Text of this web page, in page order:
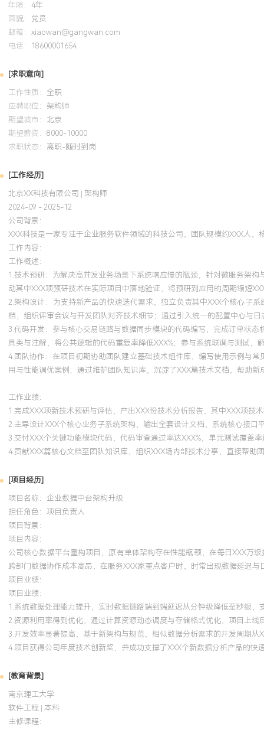
培训经历
2024-09 -2025-12
系统学习并考取该认证，将云上设计原则应用于毕业设计项目，通
案与自动扩缩容策略，使Web应用在模拟负载测试下的可用性提升至
上应用部署检查清单》指导项目部署，成功应对了期末演示的突发流
年限： 4年
面貌： 党员
邮箱： xiaowan@gangwan.com
电话：
18600001654
[求职意向]
工作性质： 全职
应聘职位： 架构师
期望城市： 北京
期望薪资： 8000-10000
求职状态： 离职-随时到岗
[工作经历]
北京XX科技有限公司 | 架构师
2024-09 - 2025-12
公司背景：
XXX科技是一家专注于企业服务软件领域的科技公司，团队规模约XXX人
工作内容：
工作概述：
1.技术预研：为解决高并发业务场景下系统响应慢的瓶颈，针对微服务架
动其中XXX项预研技术在实际项目中落地验证，将预研到应用的周期缩短
2.架构设计：为支持新产品的快速迭代需求，独立负责其中XXX个核心子
档，组织评审会议与开发团队对齐技术细节；通过引入统一的配置中心与
3.代码开发：参与核心交易链路与数据同步模块的代码编写，完成订单状
具类与注解，将公共逻辑的代码重复率降低XXX%；参与系统联调与测试
4.团队协作：在项目初期协助团队建立基础技术组件库，编写使用示例与
用与性能调优案例；通过维护团队知识库，沉淀了XXX篇技术文档，帮助新
工作业绩：
1.完成XXX项新技术预研与评估，产出XXX份技术分析报告，其中XXX项技
2.主导设计XXX个核心业务子系统架构，输出全套设计文档，系统核心接口
3.交付XXX个关键功能模块代码，代码审查通过率达XXX%，单元测试覆盖率
4.贡献XXX篇核心文档至团队知识库，组织XXX场内部技术分享，直接帮助
[项目经历]
项目名称：企业数据中台架构升级
担任角色： 项目负责人
项目背景：
项目内容：
公司核心数据平台重构项目，原有单体架构存在性能瓶颈，在每日XXX万
跨部门数据协作成本高昂，在服务XXX家重点客户时，时常出现数据延迟与
项目业绩：
项目业绩：
1.系统数据处理能力提升，实时数据链路端到端延迟从分钟级降低至秒级，
2.资源利用率得到优化，通过计算资源动态调度与存储格式优化，项目上线
3.开发效率显著提高，基于新架构与规范，相似数据分析需求的开发周期从
4.项目获得公司年度技术创新奖，并成功支撑了XXX个新数据分析产品的快
[教育背景]
南京理工大学
软件工程 | 本科
主修课程：